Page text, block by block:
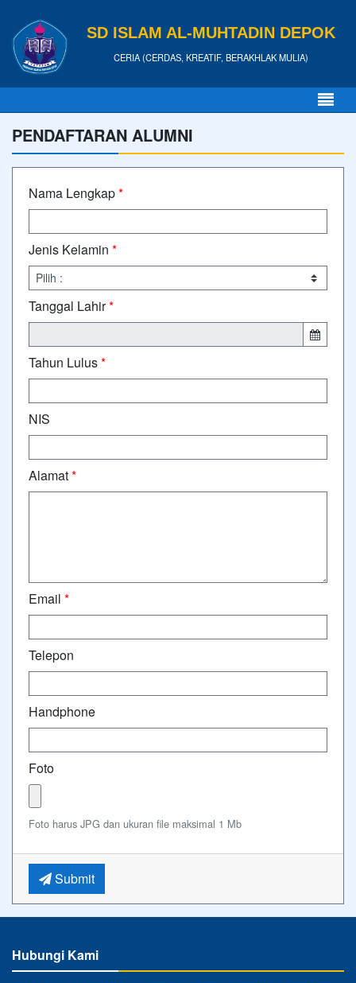
SD ISLAM AL-MUHTADIN DEPOK
CERIA (CERDAS, KREATIF, BERAKHLAK MULIA)
PENDAFTARAN ALUMNI
Nama Lengkap*
Jenis Kelamin *
Tanggal Lahir*
Tahun Lulus*
NIS
Alamat*
Email *
Telepon
Handphone
Foto
Foto harus JPG dan ukuran file maksimal 1 Mb
Submit
Hubungi Kami